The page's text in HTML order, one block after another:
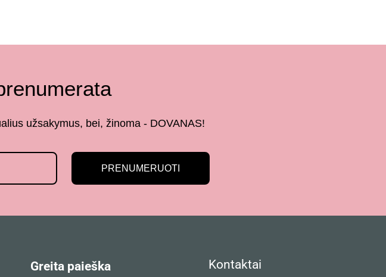
užsakymus, bei, žinoma - DOVANAS!
PRENUMERUOTI
Greita paieška Kontaktai